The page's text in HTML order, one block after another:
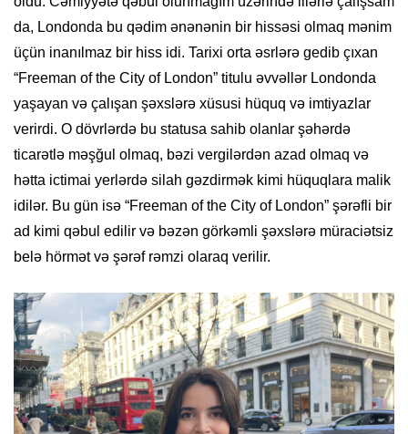
da, Londonda bu qədim ənənənin bir hissəsi olmaq mənim
üçün inanılmaz bir hiss idi. Tarixi orta əsrlərə gedib çıxan
“Freeman of the City of London” titulu əvvəllər Londonda
yaşayan və çalışan şəxslərə xüsusi hüquq və imtiyazlar
verirdi. O dövrlərdə bu statusa sahib olanlar şəhərdə
ticarətlə məşğul olmaq, bəzi vergilərdən azad olmaq və
hətta ictimai yerlərdə silah gəzdirmək kimi hüquqlara malik
idilər. Bu gün isə “Freeman of the City of London” şərəfli bir
ad kimi qəbul edilir və bəzən görkəmli şəxslərə müraciətsiz
belə hörmət və şərəf rəmzi olaraq verilir.